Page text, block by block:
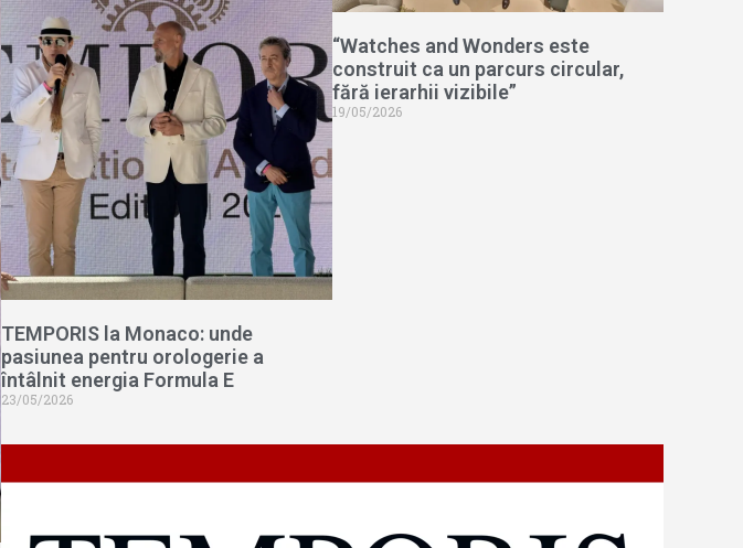
TEMPORIS la Monaco: unde
pasiunea pentru orologerie a
întâlnit energia Formula E
23/05/2026
“Watches and Wonders este
construit ca un parcurs circular,
fără ierarhii vizibile”
19/05/2026